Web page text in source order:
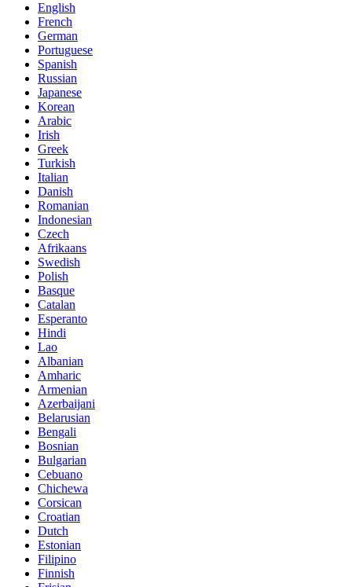
English
French
German
Portuguese
Spanish
Russian
Japanese
Korean
Arabic
Irish
Greek
Turkish
Italian
Danish
Romanian
Indonesian
Czech
Afrikaans
Swedish
Polish
Basque
Catalan
Esperanto
Hindi
Lao
Albanian
Amharic
Armenian
Azerbaijani
Belarusian
Bengali
Bosnian
Bulgarian
Cebuano
Chichewa
Corsican
Croatian
Dutch
Estonian
Filipino
Finnish